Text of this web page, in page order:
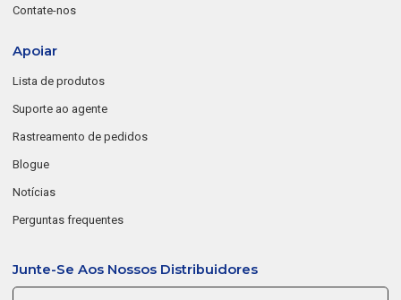
Contate-nos
Apoiar
Lista de produtos
Suporte ao agente
Rastreamento de pedidos
Blogue
Notícias
Perguntas frequentes
Junte-Se Aos Nossos Distribuidores